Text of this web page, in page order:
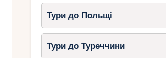
Тури до Польщі
Тури до Туреччини